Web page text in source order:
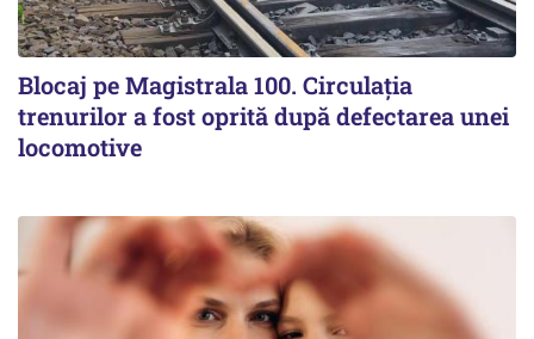
Blocaj pe Magistrala 100. Circulația
trenurilor a fost oprită după defectarea unei
locomotive